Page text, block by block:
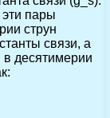
эти пары
струн
связи, а
в десятимерии